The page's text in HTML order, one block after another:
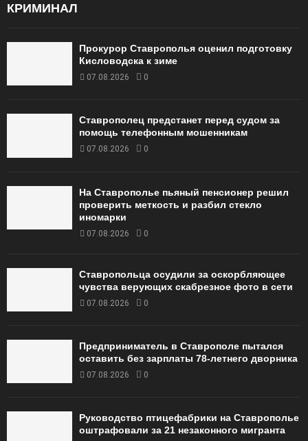
КРИМИНАЛ
Прокурор Ставрополья оценил подготовку
Кисловодска к зиме
07.08.2026 0
Ставрополец предстанет перед судом за
помощь телефонным мошенникам
07.08.2026 0
На Ставрополье пьяный пенсионер решил
проверить меткость и разбил стекло
иномарки
07.08.2026 0
Ставропольца осудили за оскорбляющее
чувства верующих скабрезное фото в сети
07.08.2026 0
Предприниматель в Ставрополе пытался
оставить без зарплаты 78-летнего дворника
07.08.2026 0
Руководство птицефабрики на Ставрополье
оштрафовали за 21 незаконного мигранта